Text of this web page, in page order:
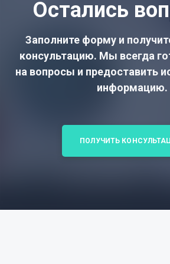
Остались
Заполните форму и
консультацию. Мы всегда
на вопросы и предоставить
информацию.
ПОЛУЧИТЬ